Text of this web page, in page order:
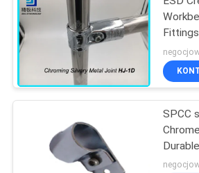
Rura stalowa
pokryta
sztucznym
Metal
SPCC